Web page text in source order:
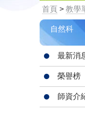
首頁 > 教學
自然科
最新消
榮譽榜
師資介